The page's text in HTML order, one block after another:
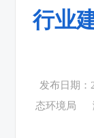
行业
发布日期：
态环境局